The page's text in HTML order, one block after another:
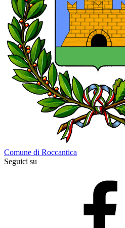
Comune di Roccantica
Seguici su